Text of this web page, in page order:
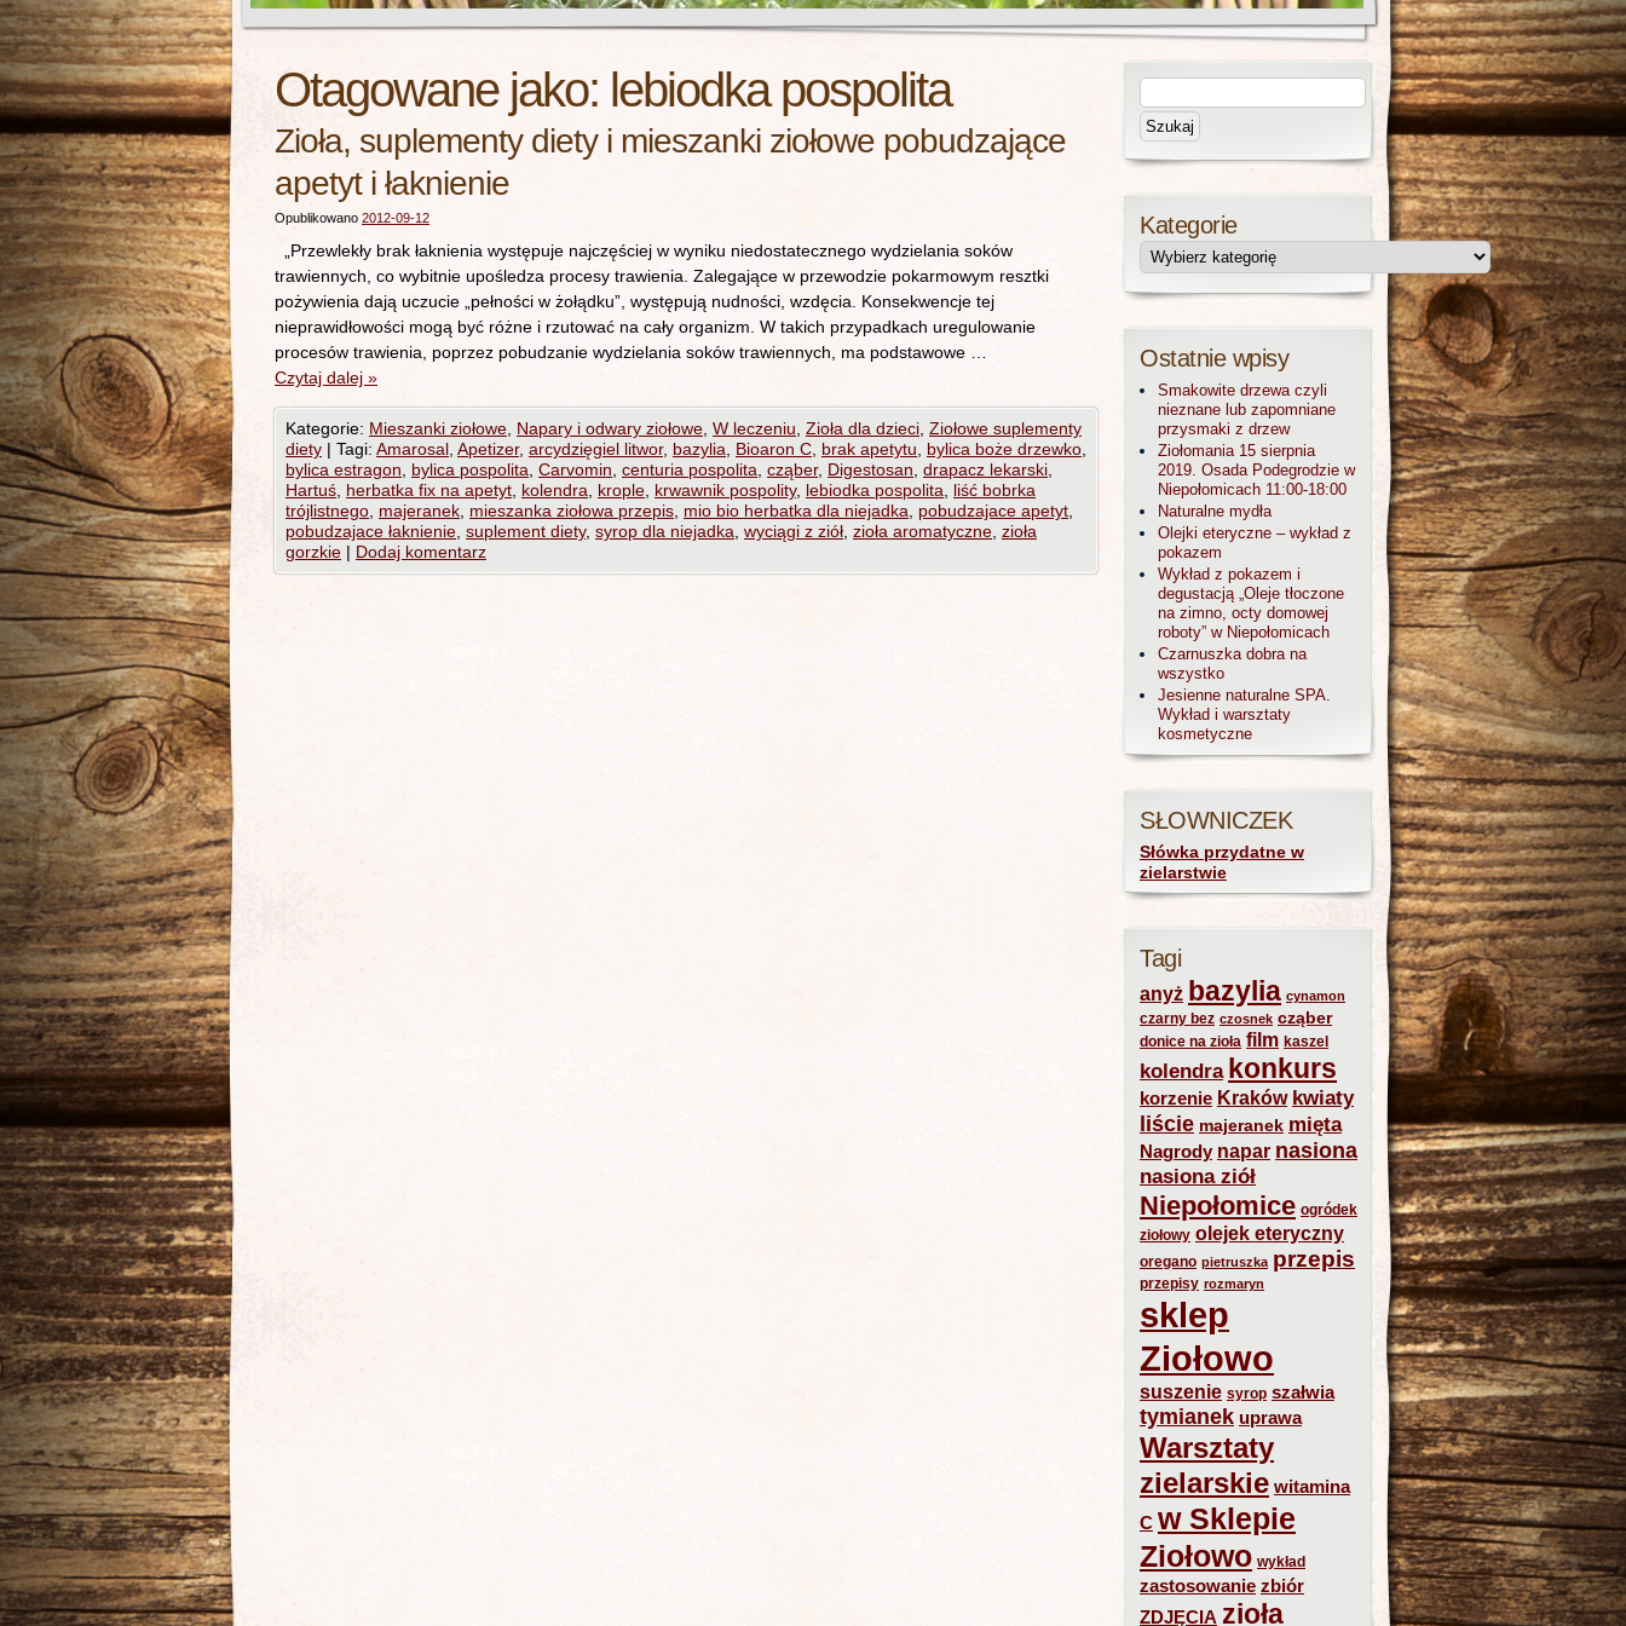
Otagowane jako: lebiodka pospolita
Zioła, suplementy diety i mieszanki ziołowe pobudzające
apetyt i łaknienie
Opublikowano 2012-09-12
„Przewlekły brak łaknienia występuje najczęściej w wyniku niedostatecznego wydzielania soków
trawiennych, co wybitnie upośledza procesy trawienia. Zalegające w przewodzie pokarmowym resztki
pożywienia dają uczucie „pełności w żołądku”, występują nudności, wzdęcia. Konsekwencje tej
nieprawidłowości mogą być różne i rzutować na cały organizm. W takich przypadkach uregulowanie
procesów trawienia, poprzez pobudzanie wydzielania soków trawiennych, ma podstawowe …
Czytaj dalej »
Kategorie: Mieszanki ziołowe Napary i odwary ziołowe W leczeniu Zioła dla dzieci Ziołowe suplementy
diety | Tagi: Amarosal Apetizer, arcydzięgiel litwor, bazylia Bioaron C brak apetytu bylica boże drzewko
bylica estragon
bylica pospolita Carvomin centuria pospolita cząber, Digestosan drapacz lekarski
Hartuś herbatka fix na apetyt kolendra krople krwawnik pospolity, lebiodka pospolita
liść bobrka
trójlistnego majeranek mieszanka ziołowa przepis mio bio herbatka dla niejadka pobudzajace apetyt
pobudzajace łaknienie suplement diety, syrop dla niejadka wyciągi z ziół zioła aromatyczne zioła
gorzkie | Dodaj komentarz
Kategorie
Ostatnie wpisy
Smakowite drzewa czyli
nieznane lub zapomniane
przysmaki z drzew
Ziołomania 15 sierpnia
2019. Osada Podegrodzie w
Niepołomicach 11:00-18:00
Naturalne mydła
Olejki eteryczne – wykład z
pokazem
Wykład z pokazem i
degustacją „Oleje tłoczone
na zimno, octy domowej
roboty” w Niepołomicach
Czarnuszka dobra na
wszystko
Jesienne naturalne SPA.
Wykład i warsztaty
kosmetyczne
SŁOWNICZEK
Słówka przydatne w
zielarstwie
Tagi
anyż bazylia cynamon
czarny bez czosnek cząber
donice na zioła film kaszel
kolendra konkurs
korzenie Kraków kwiaty
liście majeranek mięta
Nagrody napar nasiona
nasiona ziół
Niepołomice ogródek
ziołowy olejek eteryczny
oregano pietruszka przepis
przepisy rozmaryn
sklep
Ziołowo
suszenie syrop szałwia
tymianek uprawa
Warsztaty
zielarskie witamina
C w Sklepie
Ziołowo wykład
zastosowanie zbiór
ZDJĘCIA zioła